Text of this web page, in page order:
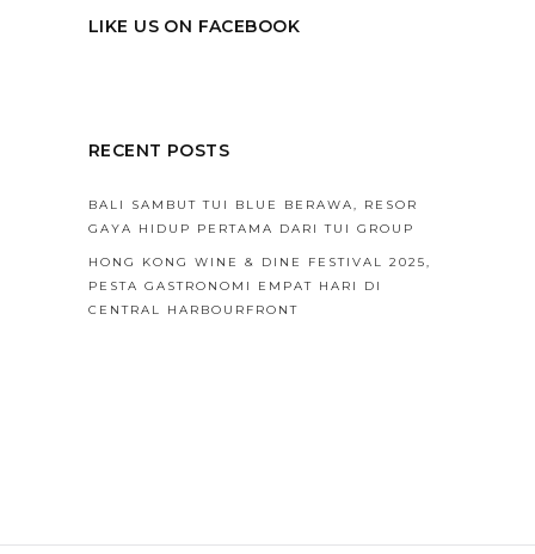
LIKE US ON FACEBOOK
RECENT POSTS
BALI SAMBUT TUI BLUE BERAWA, RESOR
GAYA HIDUP PERTAMA DARI TUI GROUP
HONG KONG WINE & DINE FESTIVAL 2025,
PESTA GASTRONOMI EMPAT HARI DI
CENTRAL HARBOURFRONT